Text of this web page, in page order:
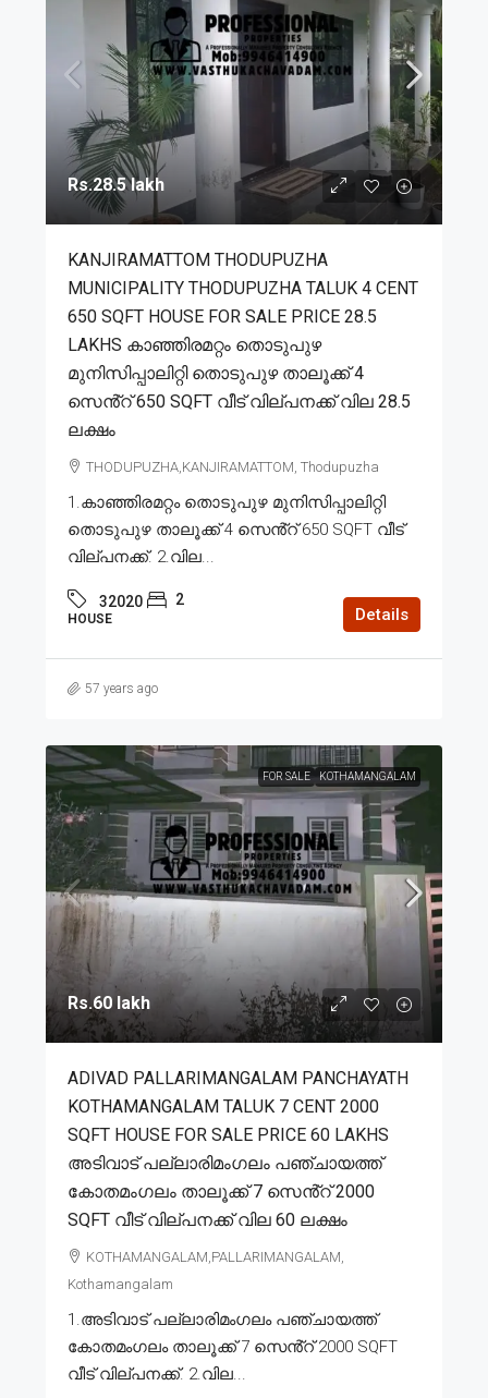
Rs.28.5 lakh
KANJIRAMATTOM THODUPUZHA
MUNICIPALITY THODUPUZHA TALUK 4 CENT
650 SQFT HOUSE FOR SALE PRICE 28.5
LAKHS കാഞ്ഞിരമറ്റം തൊടുപുഴ
മുനിസിപ്പാലിറ്റി തൊടുപുഴ താലൂക്ക് 4
സെൻ്റ് 650 SQFT വീട് വില്പനക്ക് വില 28.5
ലക്ഷം
THODUPUZHA,KANJIRAMATTOM, Thodupuzha
1.കാഞ്ഞിരമറ്റം തൊടുപുഴ മുനിസിപ്പാലിറ്റി
തൊടുപുഴ താലൂക്ക് 4 സെൻ്റ് 650 SQFT വീട്
വില്പനക്ക്. 2.വില...
32020 2
HOUSE Details
57 years ago
FOR SALE KOTHAMANGALAM
Rs.60 lakh
ADIVAD PALLARIMANGALAM PANCHAYATH
KOTHAMANGALAM TALUK 7 CENT 2000
SQFT HOUSE FOR SALE PRICE 60 LAKHS
അടിവാട് പല്ലാരിമംഗലം പഞ്ചായത്ത്
കോതമംഗലം താലൂക്ക് 7 സെൻ്റ് 2000
SQFT വീട് വില്പനക്ക് വില 60 ലക്ഷം
KOTHAMANGALAM,PALLARIMANGALAM,
Kothamangalam
1.അടിവാട് പല്ലാരിമംഗലം പഞ്ചായത്ത്
കോതമംഗലം താലൂക്ക് 7 സെൻ്റ് 2000 SQFT
വീട് വില്പനക്ക്. 2.വില...